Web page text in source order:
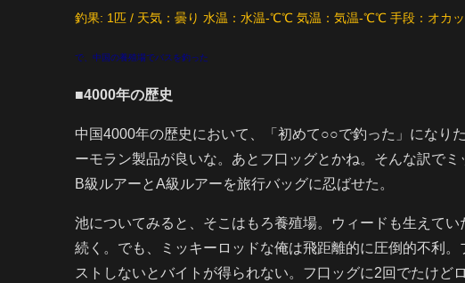
釣果: 1匹 / 天気：曇り 水温：水温-℃℃ 気温：気温-℃℃ 手段：オカッ
で、中国の養殖場でバスを釣った
■4000年の歴史
中国4000年の歴史において、「初めて○○で釣った」になり
ーモラン製品が良いな。あとフ口ッグとかね。そんな訳で
B級ルアーとA級ルアーを旅行バッグに忍ばせた。
池についてみると、そこはもろ養殖場。ウィードも生えて
続く。でも、ミッキーロッドな俺は飛距離的に圧倒的不利
ストしないとバイトが得られない。フ口ッグに2回でたけど